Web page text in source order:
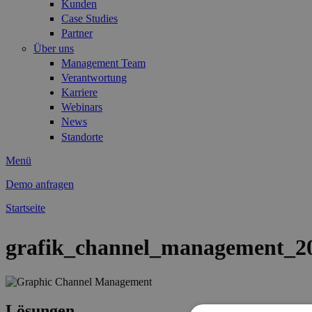
Kunden
Case Studies
Partner
Über uns
Management Team
Verantwortung
Karriere
Webinars
News
Standorte
Menü
Demo anfragen
Startseite